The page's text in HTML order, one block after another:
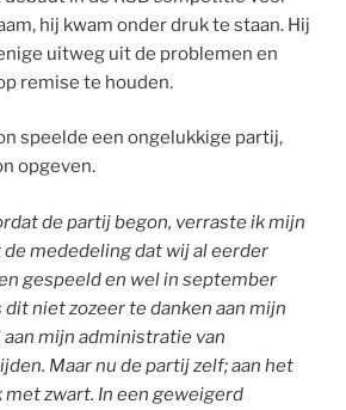
hij kwam onder druk te staan. Hij
uitweg uit de problemen en
remise te houden.
speelde een ongelukkige partij,
opgeven.
de partij begon, verraste ik mijn
mededeling dat wij al eerder
gespeeld en wel in september
dit niet zozeer te danken aan mijn
mijn administratie van
Maar nu de partij zelf; aan het
zwart. In een geweigerd